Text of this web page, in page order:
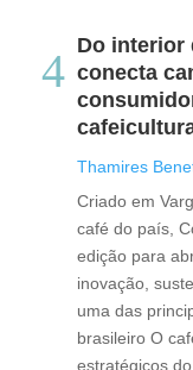
Do interior
conecta
Thamires
Criado em
café do país,
edição para
inovação,
uma das
brasileiro O
estratégicos